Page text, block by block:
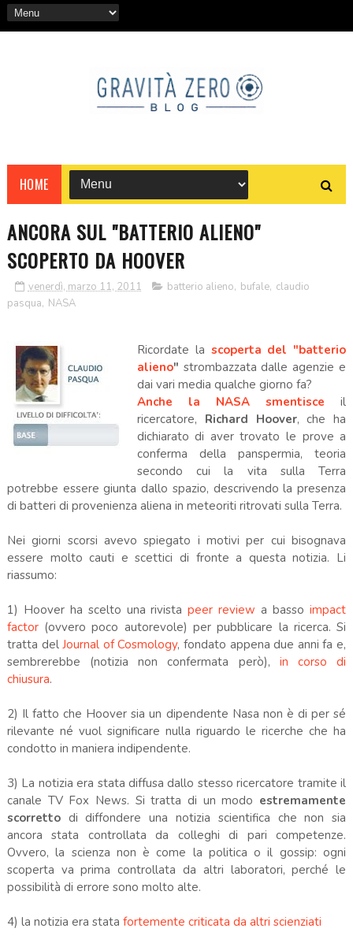
HOME
ANCORA SUL "BATTERIO ALIENO"
SCOPERTO DA HOOVER
venerdì, marzo 11, 2011 batterio alieno, bufale, claudio
pasqua, NASA
Ricordate la scoperta del "batterio
alieno" strombazzata dalle agenzie e
dai vari media qualche giorno fa?
Anche la NASA smentisce il
ricercatore, Richard Hoover, che ha
dichiarato di aver trovato le prove a
conferma della panspermia, teoria
secondo cui la vita sulla Terra
potrebbe essere giunta dallo spazio, descrivendo la presenza
di batteri di provenienza aliena in meteoriti ritrovati sulla Terra.
Nei giorni scorsi avevo spiegato i motivi per cui bisognava
essere molto cauti e scettici di fronte a questa notizia. Li
riassumo:
1) Hoover ha scelto una rivistapeer review a bassoimpact
factor(ovvero poco autorevole) per pubblicare la ricerca. Si
tratta delJournal of Cosmology, fondato appena due anni fa e,
sembrerebbe (notizia non confermata però), in corso di
chiusura.
2) Il fatto che Hoover sia un dipendente Nasa non è di per sé
rilevante né vuol significare nulla riguardo le ricerche che ha
condotto in maniera indipendente.
3) La notizia era stata diffusa dallo stesso ricercatore tramite il
canale TV Fox News. Si tratta di un modo estremamente
scorrettodi diffondere una notizia scientifica che non sia
ancora stata controllata da colleghi di pari competenze.
Ovvero, la scienza non è come la politica o il gossip: ogni
scoperta va prima controllata da altri laboratori, perché le
possibilità di errore sono molto alte.
4) la notizia era stata fortemente criticata da altri scienziati